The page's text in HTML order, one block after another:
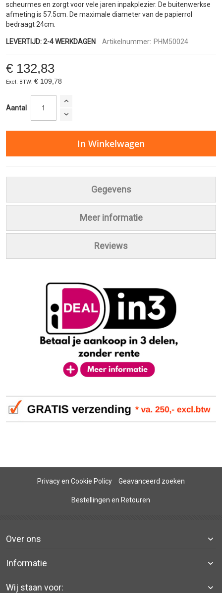
scheurmes en zorgt voor vele jaren inpakplezier. De buitenwerkse
afmeting is 57.5cm. De maximale diameter van de papierrol
bedraagt 24cm.
LEVERTIJD: 2-4 WERKDAGEN Artikelnummer: PHM50024
€ 132,83
€ 109,78
Aantal
In Winkelwagen
Gegevens
Meer informatie
Reviews
Privacy en Cookie Policy Geavanceerd zoeken
Bestellingen en Retouren
Over ons
Informatie
Wij staan voor: